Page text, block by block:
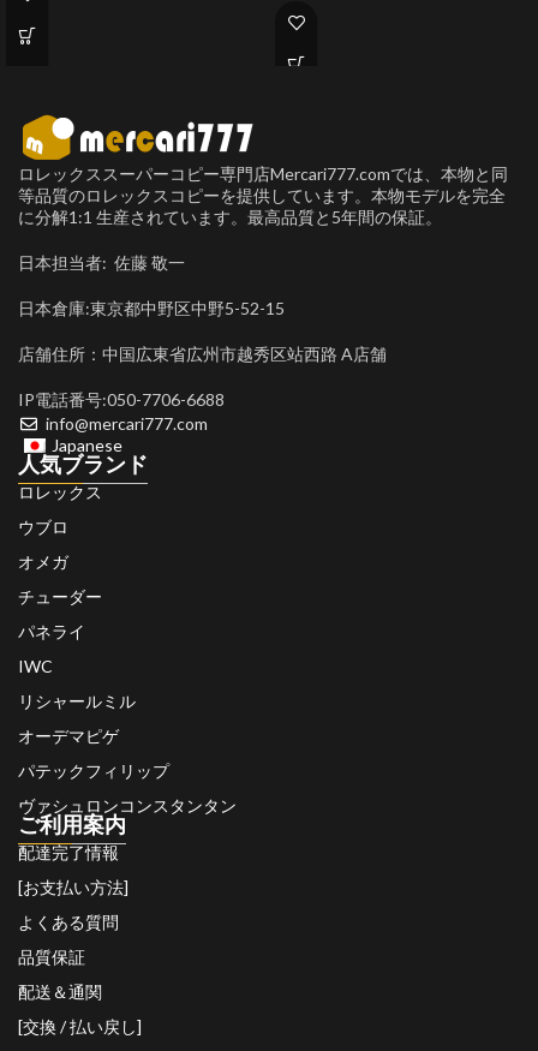
ロレックススーパーコピー専門店Mercari777.comでは、本物と同
等品質のロレックスコピーを提供しています。本物モデルを完全
に分解1:1 生産されています。最高品質と5年間の保証。
日本担当者: 佐藤 敬一
日本倉庫:東京都中野区中野5-52-15
店舗住所：中国広東省広州市越秀区站西路 A店舗
IP電話番号:050-7706-6688
info@mercari777.com
Japanese
人気ブランド
ロレックス
ウブロ
オメガ
チューダー
パネライ
IWC
リシャールミル
オーデマピゲ
パテックフィリップ
ヴァシュロンコンスタンタン
ご利用案内
配達完了情報
[お支払い方法]
よくある質問
品質保証
配送＆通関
[交換 / 払い戻し]